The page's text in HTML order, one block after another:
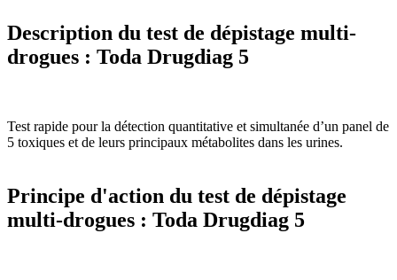
Description du test de dépistage multi-
drogues : Toda Drugdiag 5
Test rapide pour la détection quantitative et simultanée d’un panel de
5 toxiques et de leurs principaux métabolites dans les urines.
Principe d'action du test de dépistage
multi-drogues : Toda Drugdiag 5